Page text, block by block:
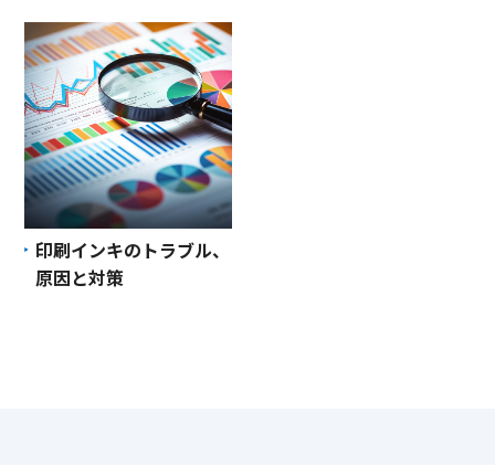
印刷インキのトラブル、
原因と対策